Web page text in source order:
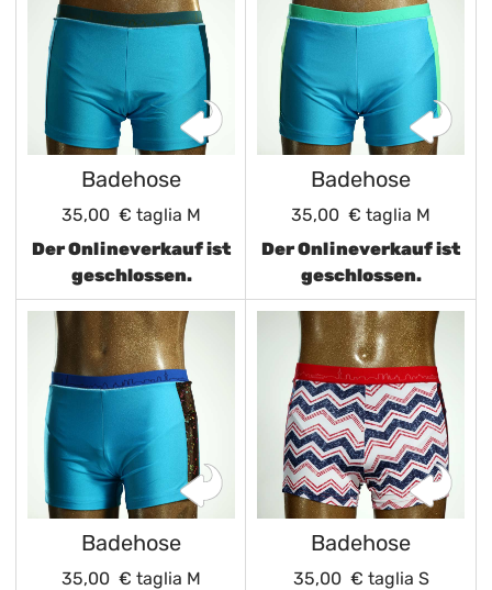
Badehose
35,00 € taglia M
Der Onlineverkauf ist
geschlossen.
Badehose
35,00 € taglia M
Der Onlineverkauf ist
geschlossen.
Badehose
35,00 € taglia M
Badehose
35,00 € taglia S